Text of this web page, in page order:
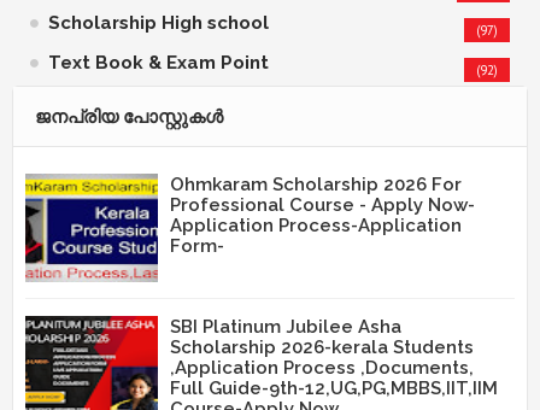
Scholarship High school (97)
Text Book & Exam Point (92)
ജനപ്രിയ പോസ്റ്റുകള്‍‌
Ohmkaram Scholarship 2026 For
Professional Course - Apply Now-
Application Process-Application
Form-
SBI Platinum Jubilee Asha
Scholarship 2026-kerala Students
,Application Process ,Documents,
Full Guide-9th-12,UG,PG,MBBS,IIT,IIM